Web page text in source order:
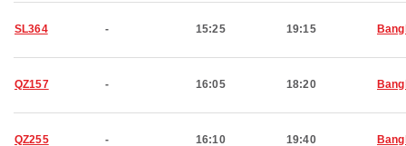
SL364 - 15:25 19:15
QZ157 - 16:05 18:20
QZ255 - 16:10 19:40